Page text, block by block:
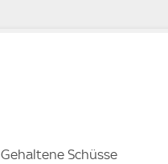
Gehaltene Schüsse